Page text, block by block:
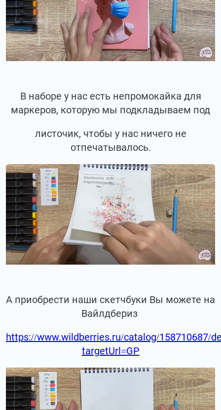
В наборе у нас есть непромокайка для
маркеров, которую мы подкладываем под
листочик, чтобы у нас ничего не
отпечатывалось.
А приобрести наши скетчбуки Вы можете на
Вайлдбериз
https://www.wildberries.ru/catalog/158710687/
targetUrl=GP